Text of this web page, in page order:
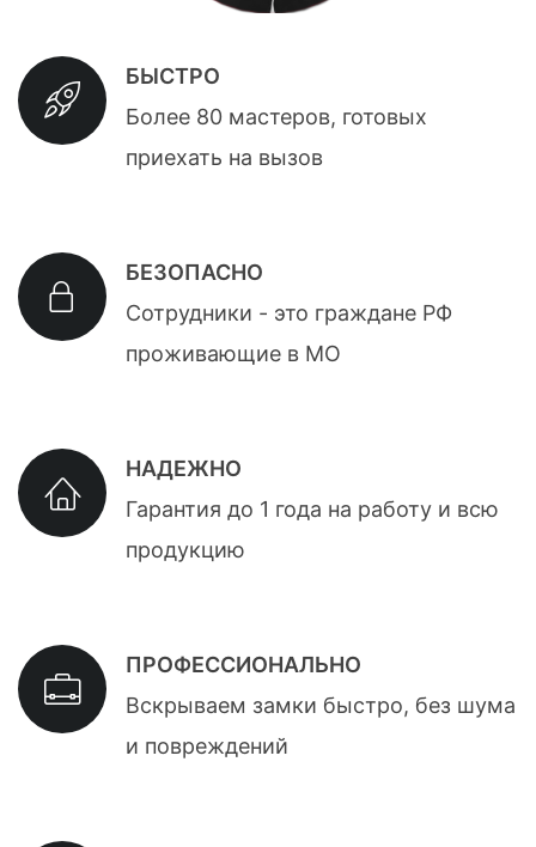
БЫСТРО
Более 80 мастеров, готовых
приехать на вызов
БЕЗОПАСНО
Сотрудники - это граждане РФ
проживающие в МО
НАДЕЖНО
Гарантия до 1 года на работу и всю
продукцию
ПРОФЕССИОНАЛЬНО
Вскрываем замки быстро, без шума
и повреждений